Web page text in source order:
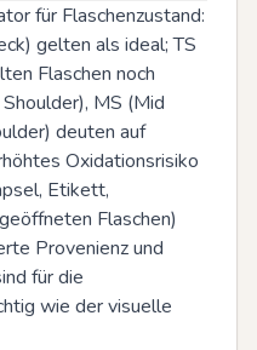
für Flaschenzustand:
gelten als ideal; TS
Flaschen noch
MS (Mid
deuten auf
Oxidationsrisiko
Etikett,
Flaschen)
Provenienz und
für die
wie der visuelle